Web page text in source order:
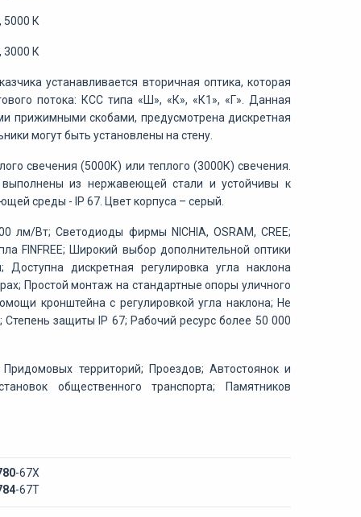
5000 К
3000 К
устанавливается вторичная оптика, которая
потока: КСС типа «Ш», «К», «К1», «Г». Данная
прижимными скобами, предусмотрена дискретная
могут быть установлены на стену.
свечения (5000К) или теплого (3000К) свечения.
выполнены из нержавеющей стали и устойчивы к
среды - IP 67. Цвет корпуса – серый.
лм/Вт; Светодиоды фирмы NICHIA, OSRAM, CREE;
FINFREE; Широкий выбор дополнительной оптики
дискретная регулировка угла наклона
Простой монтаж на стандартные опоры уличного
кронштейна с регулировкой угла наклона; Не
защиты IP 67; Рабочий ресурс более 50 000
территорий; Проездов; Автостоянок и
общественного транспорта; Памятников
-67Х
-67Т